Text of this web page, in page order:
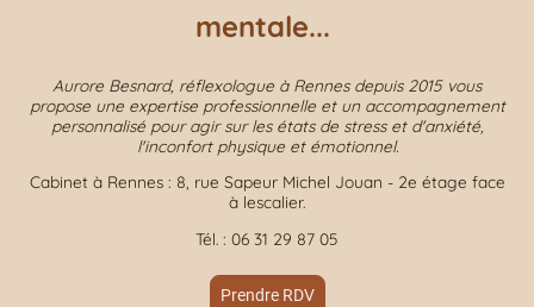
mentale...
Aurore Besnard, réflexologue à Rennes depuis 2015 vous
propose une expertise professionnelle et un accompagnement
personnalisé pour agir sur les états de stress et d'anxiété,
l'inconfort physique et émotionnel.
Cabinet à Rennes : 8, rue Sapeur Michel Jouan - 2e étage face
à lescalier.
Tél. : 06 31 29 87 05
Prendre RDV